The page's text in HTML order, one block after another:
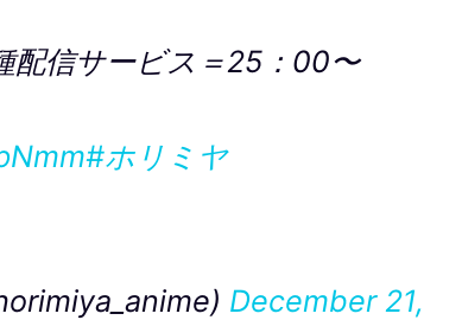
配信サービス＝25：00〜
#ホリミヤ
December 21,